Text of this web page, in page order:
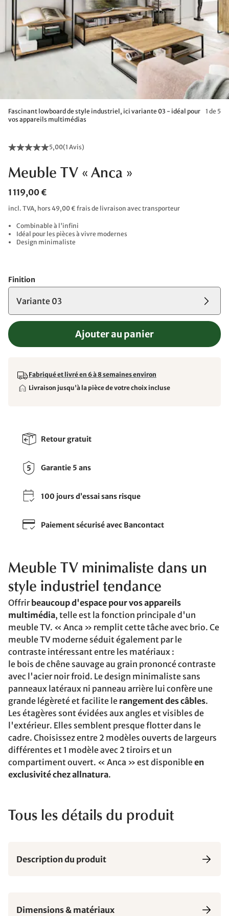
Fascinant lowboard de style industriel, ici variante 03 - idéal pour
vos appareils multimédias
1 de 5
5,00(1 Avis)
Meuble TV « Anca »
1 119,00 €
incl. TVA, hors 49,00 € frais de livraison avec transporteur
Combinable à l'infini
Idéal pour les pièces à vivre modernes
Design minimaliste
Finition
Variante 03
Ajouter au panier
Fabriqué et livré en 6 à 8 semaines environ
Livraison jusqu'à la pièce de votre choix incluse
Retour gratuit
Garantie 5 ans
100 jours d’essai sans risque
Paiement sécurisé avec Bancontact
Meuble TV minimaliste dans un
style industriel tendance
Offrirbeaucoup d'espace pour vos appareils
multimédia, telle est la fonction principale d'un
meuble TV. « Anca » remplit cette tâche avec brio. Ce
meuble TV moderne séduit également par le
contraste intéressant entre les matériaux :
le bois de chêne sauvage au grain prononcé contraste
avec l'acier noir froid. Le design minimaliste sans
panneaux latéraux ni panneau arrière lui confère une
grande légèreté et facilite le rangement des câbles.
Les étagères sont évidées aux angles et visibles de
l'extérieur. Elles semblent presque flotter dans le
cadre. Choisissez entre 2 modèles ouverts de largeurs
différentes et 1 modèle avec 2 tiroirs et un
compartiment ouvert. « Anca » est disponibleen
exclusivité chez allnatura.
Tous les détails du produit
Description du produit
Dimensions & matériaux